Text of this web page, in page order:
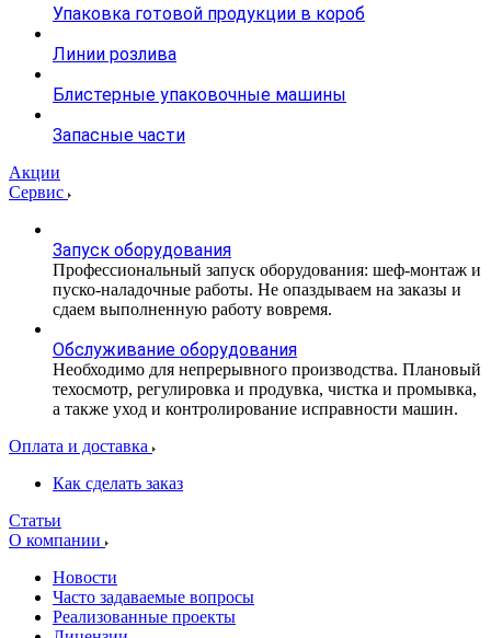
Упаковка готовой продукции в короб
Линии розлива
Блистерные упаковочные машины
Запасные части
Акции
Сервис
Запуск оборудования
Профессиональный запуск оборудования: шеф-монтаж и
пуско-наладочные работы. Не опаздываем на заказы и
сдаем выполненную работу вовремя.
Обслуживание оборудования
Необходимо для непрерывного производства. Плановый
техосмотр, регулировка и продувка, чистка и промывка,
а также уход и контролирование исправности машин.
Оплата и доставка
Как сделать заказ
Статьи
О компании
Новости
Часто задаваемые вопросы
Реализованные проекты